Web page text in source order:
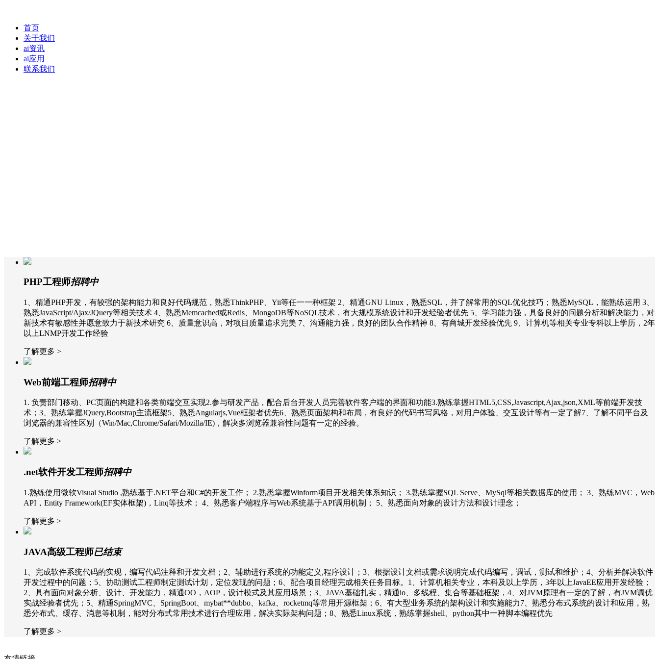
首页
关于我们
ai资讯
ai应用
联系我们
PHP工程师招聘中
1、精通PHP开发，有较强的架构能力和良好代码规范，熟悉ThinkPHP、Yii等任一一种框架 2、精通GNU Linux，熟悉SQL，并了解常用的SQL优化技巧；熟悉MySQL，能熟练运用 3、
熟悉JavaScript/Ajax/JQuery等相关技术 4、熟悉Memcached或Redis、MongoDB等NoSQL技术，有大规模系统设计和开发经验者优先 5、学习能力强，具备良好的问题分析和解决能力，对
新技术有敏感性并愿意致力于新技术研究 6、质量意识高，对项目质量追求完美 7、沟通能力强，良好的团队合作精神 8、有商城开发经验优先 9、计算机等相关专业专科以上学历，2年
以上LNMP开发工作经验
了解更多 >
Web前端工程师招聘中
1. 负责部门移动、PC页面的构建和各类前端交互实现2.参与研发产品，配合后台开发人员完善软件客户端的界面和功能3.熟练掌握HTML5,CSS,Javascript,Ajax,json,XML等前端开发技
术；3、熟练掌握JQuery,Bootstrap主流框架5、熟悉Angularjs,Vue框架者优先6、熟悉页面架构和布局，有良好的代码书写风格，对用户体验、交互设计等有一定了解7、了解不同平台及
浏览器的兼容性区别（Win/Mac,Chrome/Safari/Mozilla/IE)，解决多浏览器兼容性问题有一定的经验。
了解更多 >
.net软件开发工程师招聘中
1.熟练使用微软Visual Studio ,熟练基于.NET平台和C#的开发工作； 2.熟悉掌握Winform项目开发相关体系知识； 3.熟练掌握SQL Serve、MySql等相关数据库的使用； 3、熟练MVC，Web
API，Entity Framework(EF实体框架)，Linq等技术； 4、熟悉客户端程序与Web系统基于API调用机制； 5、熟悉面向对象的设计方法和设计理念；
了解更多 >
JAVA高级工程师已结束
1、完成软件系统代码的实现，编写代码注释和开发文档；2、辅助进行系统的功能定义,程序设计；3、根据设计文档或需求说明完成代码编写，调试，测试和维护；4、分析并解决软件
开发过程中的问题；5、协助测试工程师制定测试计划，定位发现的问题；6、配合项目经理完成相关任务目标。1、计算机相关专业，本科及以上学历，3年以上JavaEE应用开发经验；
2、具有面向对象分析、设计、开发能力，精通OO，AOP，设计模式及其应用场景；3、JAVA基础扎实，精通io、多线程、集合等基础框架，4、对JVM原理有一定的了解，有JVM调优
实战经验者优先；5、精通SpringMVC、SpringBoot、mybat**dubbo、kafka、rocketmq等常用开源框架；6、有大型业务系统的架构设计和实施能力7、熟悉分布式系统的设计和应用，熟
悉分布式、缓存、消息等机制，能对分布式常用技术进行合理应用，解决实际架构问题；8、熟悉Linux系统，熟练掌握shell、python其中一种脚本编程优先
了解更多 >